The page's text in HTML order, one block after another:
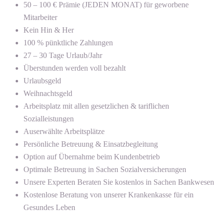
50 – 100 € Prämie (JEDEN MONAT) für geworbene
Mitarbeiter
Kein Hin & Her
100 % pünktliche Zahlungen
27 – 30 Tage Urlaub/Jahr
Überstunden werden voll bezahlt
Urlaubsgeld
Weihnachtsgeld
Arbeitsplatz mit allen gesetzlichen & tariflichen
Sozialleistungen
Auserwählte Arbeitsplätze
Persönliche Betreuung & Einsatzbegleitung
Option auf Übernahme beim Kundenbetrieb
Optimale Betreuung in Sachen Sozialversicherungen
Unsere Experten Beraten Sie kostenlos in Sachen Bankwesen
Kostenlose Beratung von unserer Krankenkasse für ein
Gesundes Leben